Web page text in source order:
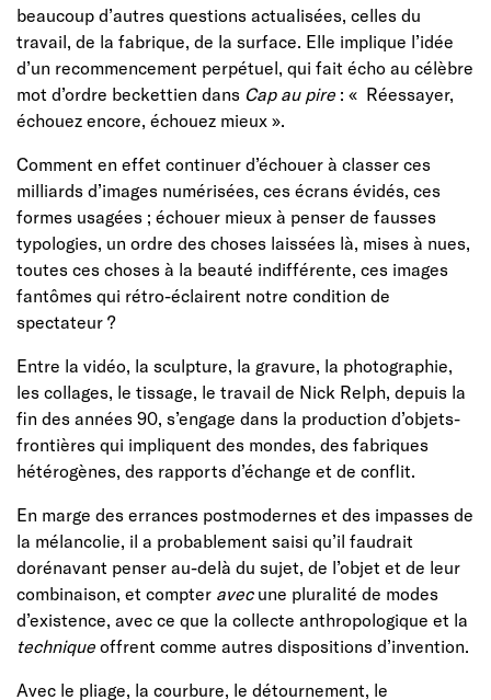
beaucoup d’autres questions actualisées, celles du
travail, de la fabrique, de la surface. Elle implique l’idée
d’un recommencement perpétuel, qui fait écho au célèbre
mot d’ordre beckettien dans Cap au pire : « Réessayer,
échouez encore, échouez mieux ».
Comment en effet continuer d’échouer à classer ces
milliards d’images numérisées, ces écrans évidés, ces
formes usagées ; échouer mieux à penser de fausses
typologies, un ordre des choses laissées là, mises à nues,
toutes ces choses à la beauté indifférente, ces images
fantômes qui rétro-éclairent notre condition de
spectateur ?
Entre la vidéo, la sculpture, la gravure, la photographie,
les collages, le tissage, le travail de Nick Relph, depuis la
fin des années 90, s’engage dans la production d’objets-
frontières qui impliquent des mondes, des fabriques
hétérogènes, des rapports d’échange et de conflit.
En marge des errances postmodernes et des impasses de
la mélancolie, il a probablement saisi qu’il faudrait
dorénavant penser au-delà du sujet, de l’objet et de leur
combinaison, et compter avecune pluralité de modes
d’existence, avec ce que la collecte anthropologique et la
technique offrent comme autres dispositions d’invention.
Avec le pliage, la courbure, le détournement, le